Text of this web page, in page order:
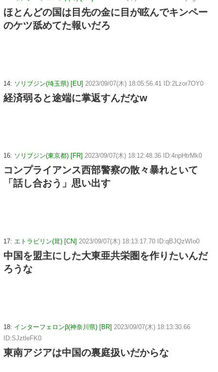
ほとんどの国は目先の金に目が眩んでキンペー
のケツ舐めてた報いだろ
14: ソリブジン(埼玉県) [EU] 2023/09/07(木) 18:05:56.41 ID:2Lzor7OY0
経済弱ると途端に掌返すんだなw
16: ソリブジン(東京都) [FR] 2023/09/07(木) 18:12:48.36 ID:4npHtrMk0
コンプライアンス西部警察の散々暴れといて
「話し合おう」思い出す
17: エトラビリン(茸) [CN] 2023/09/07(木) 18:13:17.70 ID:qBJQzWIo0
中国を盟主にした大東亜共栄圏を作りたいんだ
ろうな
18: インターフェロンβ(神奈川県) [BR] 2023/09/07(木) 18:13:30.66
ID:SJztleFK0
東南アジアは中国の裏庭扱いだからな